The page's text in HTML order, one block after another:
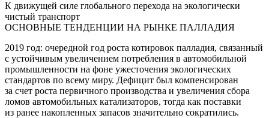
К движущей силе глобального перехода на экологически
чистый транспорт
ОСНОВНЫЕ ТЕНДЕНЦИИ НА РЫНКЕ ПАЛЛАДИЯ
2019 год: очередной год роста котировок палладия, связанный
с устойчивым увеличением потребления в автомобильной
промышленности на фоне ужесточения экологических
стандартов по всему миру. Дефицит был компенсирован
за счет роста первичного производства и увеличения сбора
ломов автомобильных катализаторов, тогда как поставки
из ранее накопленных запасов значительно сократились.